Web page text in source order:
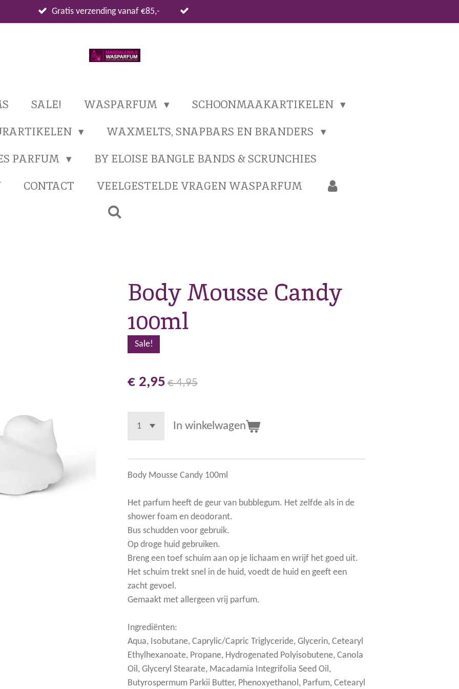
Gratis verzending vanaf €85,-
SALE! WASPARFUM
SCHOONMAAKARTIKELEN
WAXMELTS, SNAPBARS EN BRANDERS
PARFUM
BY ELOISE BANGLE BANDS & SCRUNCHIES
CONTACT VEELGESTELDE VRAGEN WASPARFUM
Body Mousse Candy
100ml
Sale!
€ 2,95 € 4,95
In winkelwagen
Body Mousse Candy 100ml
Het parfum heeft de geur van bubblegum. Het zelfde als in de
shower foam en deodorant.
Bus schudden voor gebruik.
Op droge huid gebruiken.
Breng een toef schuim aan op je lichaam en wrijf het goed uit.
Het schuim trekt snel in de huid, voedt de huid en geeft een
zacht gevoel.
Gemaakt met allergeen vrij parfum.
Ingrediënten:
Aqua, Isobutane, Caprylic/Capric Triglyceride, Glycerin, Cetearyl
Ethylhexanoate, Propane, Hydrogenated Polyisobutene, Canola
Oil, Glyceryl Stearate, Macadamia Integrifolia Seed Oil,
Butyrospermum Parkii Butter, Phenoxyethanol, Parfum, Cetearyl